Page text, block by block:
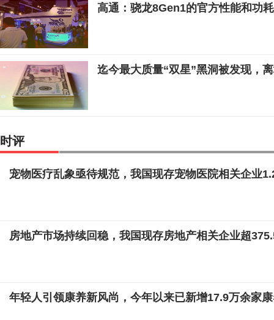
高通：骁龙8Gen1的官方性能和功
迄今最大质量“双星”黑洞被发现，
时评
宠物医疗乱象亟待规范，我国现存宠物医院相关企业
房地产市场持续回稳，我国现存房地产相关企业超
年轻人引领康养新风尚，今年以来已新增17.9万余家